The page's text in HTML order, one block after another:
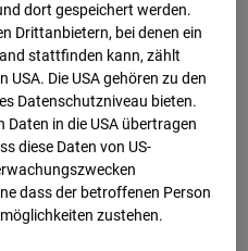
07:15
dort gespeichert werden.
Drittanbietern, bei denen ein
stattfinden kann, zählt
USA. Die USA gehören zu den
Datenschutzniveau bieten.
Daten in die USA übertragen
diese Daten von US-
dass der betroffenen Person
zustehen.